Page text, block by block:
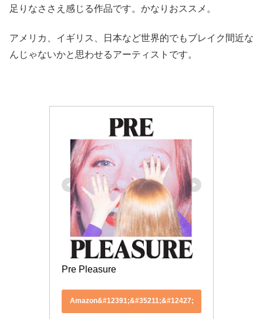
足りなささえ感じる作品です。かなりおススメ。
アメリカ、イギリス、日本など世界的でもブレイク間近な
んじゃないかと思わせるアーティストです。
Pre Pleasure
Amazon&#12391;&#35211;&#12427;